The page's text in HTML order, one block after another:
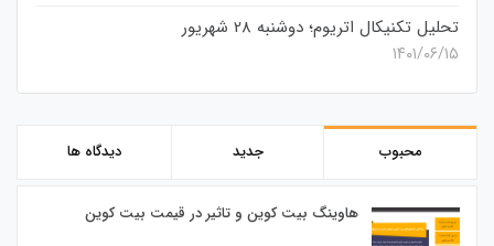
تحلیل تکنیکال اتریوم؛ دوشنبه 28 شهریور
۱۴۰۱/۰۶/۱۵
محبوب جدید دیدگاه ها
هاوینگ بیت کوین و تاثیر در قیمت بیت کوین